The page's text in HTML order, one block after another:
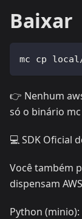
Baixar
mc cp
👉 Nenhum
só o binário
💻 SDK Oficial
Você também
dispensam
Python (minio):